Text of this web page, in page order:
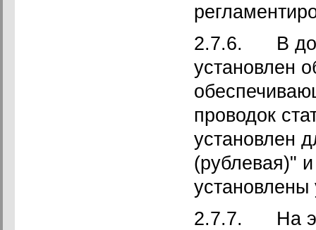
2.7.6. В
установлен
проводок
установлен
(рублевая)"
установлены
2.7.7. На